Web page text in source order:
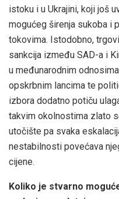
istoku i u Ukrajini, koji još
mogućeg širenja sukoba i
tokovima. Istodobno,
sankcija između SAD-a i
u međunarodnim
opskrbnim lancima te
izbora dodatno potiču
takvim okolnostima zlato
utočište pa svaka
nestabilnosti povećava
cijene.
Koliko je stvarno